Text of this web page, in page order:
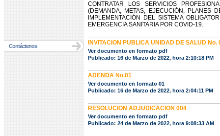
Contáctenos
CONTRATAR LOS SERVICIOS
(DEMANDA, METAS, EJECUCIÓN, PLANES
IMPLEMENTACIÓN DEL SISTEMA
EMERGENCIA SANITARIA POR COVID-19.
INVITACION PUBLICA UNIDAD DE SALUD No.
Ver documento en formato pdf
Publicado: 16 de Marzo de 2022, hora 2:10:18 PM
ADENDA No.01
Ver documento en formato 01
Publicado: 16 de Marzo de 2022, hora 2:04:11 PM
RESOLUCION ADJUDICACION 004
Ver documento en formato pdf
Publicado: 24 de Marzo de 2022, hora 9:08:33 AM